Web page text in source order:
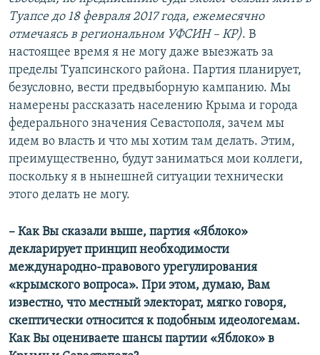
Туапсе до 18 февраля 2017 года, ежемесячно
отмечаясь в региональном УФСИН – КР). В
настоящее время я не могу даже выезжать за
пределы Туапсинского района. Партия планирует,
безусловно, вести предвыборную кампанию. Мы
намерены рассказать населению Крыма и города
федерального значения Севастополя, зачем мы
идем во власть и что мы хотим там делать. Этим,
преимущественно, будут заниматься мои коллеги,
поскольку я в нынешней ситуации технически
этого делать не могу.
– Как Вы сказали выше, партия «Яблоко»
декларирует принцип необходимости
международно-правового урегулирования
«крымского вопроса». При этом, думаю, Вам
известно, что местный электорат, мягко говоря,
скептически относится к подобным идеологемам.
Как Вы оцениваете шансы партии «Яблоко» в